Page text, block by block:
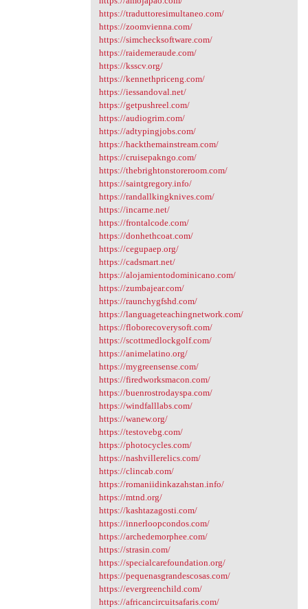
https://traduttoresimultaneo.com/
https://zoomvienna.com/
https://simchecksoftware.com/
https://raidemeraude.com/
https://ksscv.org/
https://kennethpriceng.com/
https://iessandoval.net/
https://getpushreel.com/
https://audiogrim.com/
https://adtypingjobs.com/
https://hackthemainstream.com/
https://cruisepakngo.com/
https://thebrightonstoreroom.com/
https://saintgregory.info/
https://randallkingknives.com/
https://incarne.net/
https://frontalcode.com/
https://donhethcoat.com/
https://cegupaep.org/
https://cadsmart.net/
https://alojamientodominicano.com/
https://zumbajear.com/
https://raunchygfshd.com/
https://languageteachingnetwork.com/
https://floborecoverysoft.com/
https://scottmedlockgolf.com/
https://animelatino.org/
https://mygreensense.com/
https://firedworksmacon.com/
https://buenrostrodayspa.com/
https://windfalllabs.com/
https://wanew.org/
https://testovebg.com/
https://photocycles.com/
https://nashvillerelics.com/
https://clincab.com/
https://romaniidinkazahstan.info/
https://mtnd.org/
https://kashtazagosti.com/
https://innerloopcondos.com/
https://archedemorphee.com/
https://strasin.com/
https://specialcarefoundation.org/
https://pequenasgrandescosas.com/
https://evergreenchild.com/
https://africancircuitsafaris.com/